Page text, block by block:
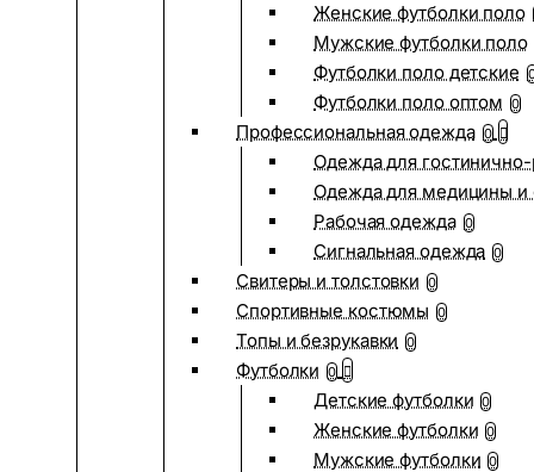
Женские футболки поло
Мужские футболки поло
Футболки поло детские
Футболки поло оптом 0
Профессиональная одежда 0
Одежда для
Одежда для медицины и
Рабочая одежда 0
Сигнальная одежда 0
Свитеры и толстовки 0
Спортивные костюмы 0
Топы и безрукавки 0
Футболки 0
Детские футболки 0
Женские футболки 0
Мужские футболки 0